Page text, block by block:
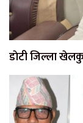
डाेटी जिल्ला